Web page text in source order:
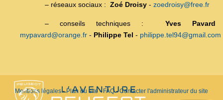
– réseaux sociaux : Zoé Droisy - zoedroisy@free.fr
– conseils techniques : Yves Pavard
mypavard@orange.fr - Philippe Tel - philippe.tel94@gmail.com
Mentions légales-Plan du site- FAQ-Contacter l'administrateur du site